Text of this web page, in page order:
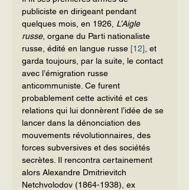
publiciste en dirigeant pendant
quelques mois, en 1926, L’Aigle
russe, organe du Parti nationaliste
russe, édité en langue russe [12] , et
garda toujours, par la suite, le contact
avec l’émigration russe
anticommuniste. Ce furent
probablement cette activité et ces
relations qui lui donnèrent l’idée de se
lancer dans la dénonciation des
mouvements révolutionnaires, des
forces subversives et des sociétés
secrètes. Il rencontra certainement
alors Alexandre Dmitrievitch
Netchvolodov (1864-1938), ex